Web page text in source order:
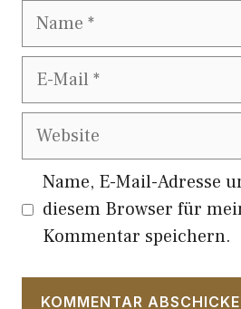
Name
E-
Website
Name, E-Mail-Adresse
diesem Browser für
Kommentar speichern.